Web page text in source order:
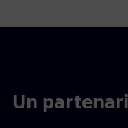
Un